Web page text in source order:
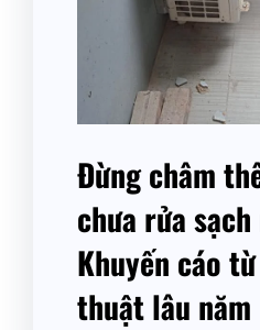
Đừng châm
chưa rửa
Khuyến cáo
thuật lâu năm